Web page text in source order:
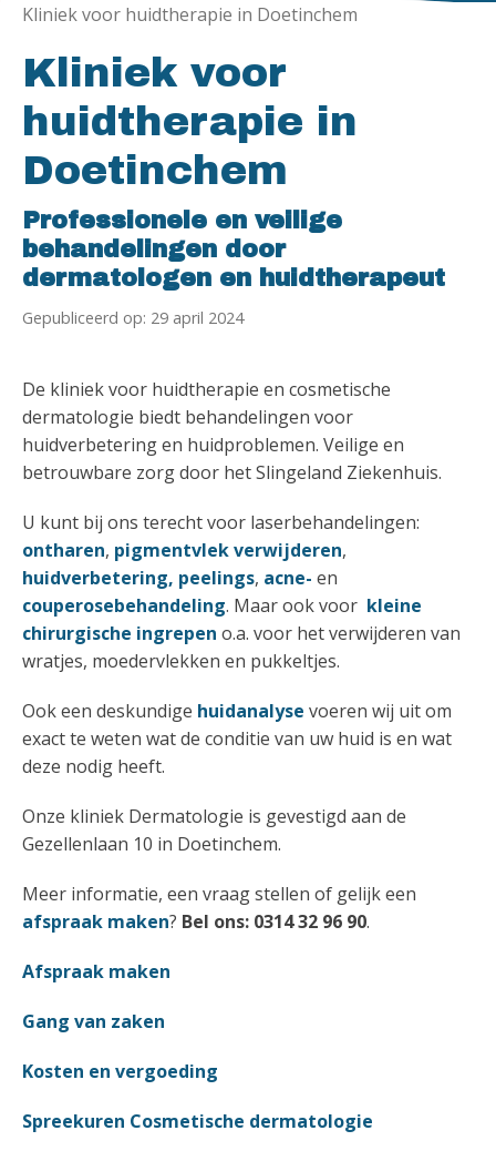
Kliniek voor huidtherapie in Doetinchem
Kliniek voor
huidtherapie in
Doetinchem
Professionele en veilige
behandelingen door
dermatologen en huidtherapeut
Gepubliceerd op: 29 april 2024
De kliniek voor huidtherapie en cosmetische
dermatologie biedt behandelingen voor
huidverbetering en huidproblemen. Veilige en
betrouwbare zorg door het Slingeland Ziekenhuis.
U kunt bij ons terecht voor laserbehandelingen:
ontharen, pigmentvlek verwijderen,
huidverbetering, peelings, acne- en
couperosebehandeling. Maar ook voor kleine
chirurgische ingrepen o.a. voor het verwijderen van
wratjes, moedervlekken en pukkeltjes.
Ook een deskundige huidanalyse voeren wij uit om
exact te weten wat de conditie van uw huid is en wat
deze nodig heeft.
Onze kliniek Dermatologie is gevestigd aan de
Gezellenlaan 10 in Doetinchem.
Meer informatie, een vraag stellen of gelijk een
afspraak maken? Bel ons: 0314 32 96 90.
Afspraak maken
Gang van zaken
Kosten en vergoeding
Spreekuren Cosmetische dermatologie